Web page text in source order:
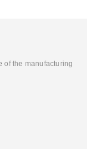
of the manufacturing